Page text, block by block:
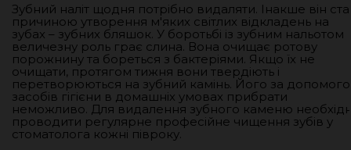
Зубний наліт щодня потрібно видаляти. Інакше він
причиною утворення м'яких світлих відкладень на
зубах – зубних бляшок. У боротьбі із зубним нальотом
величезну роль грає слина. Вона очищає ротову
порожнину та бореться з бактеріями. Якщо їх не
очищати, протягом тижня вони твердіють і
перетворюються на зубний камінь. Його за
засобів гігієни в домашніх умовах прибрати
неможливо. Для видалення зубного каменю
проводити регулярне професійне чищення зубів у
стоматолога кожні півроку.